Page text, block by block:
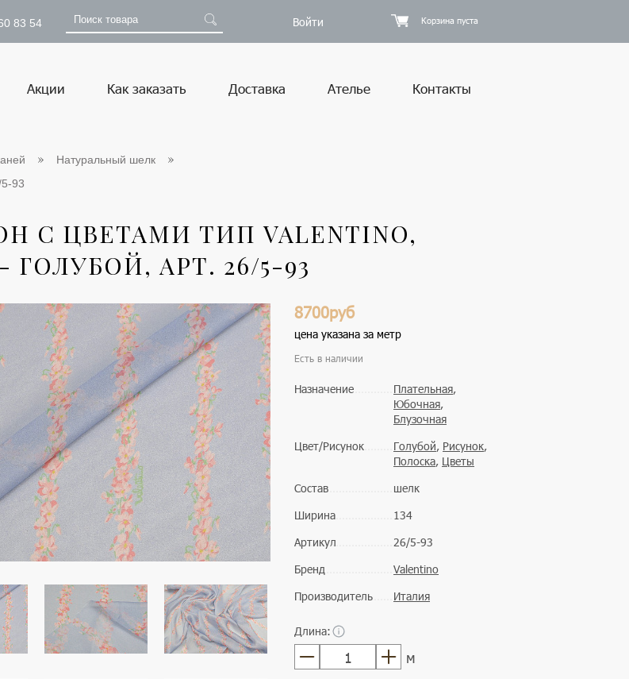
83 54 Войти Корзина пуста
Акции Как заказать Доставка Ателье Контакты
Натуральный шелк
93
С ЦВЕТАМИ ТИП VALENTINO,
ГОЛУБОЙ, АРТ. 26/5-93
8700руб
цена указана за метр
Есть в наличии
Назначение Плательная,
Юбочная,
Блузочная
Цвет/Рисунок
Голубой, Рисунок,
Полоска, Цветы
Состав
шелк
Ширина
134
Артикул
26/5-93
Бренд
Valentino
Производитель
Италия
Длина:
м